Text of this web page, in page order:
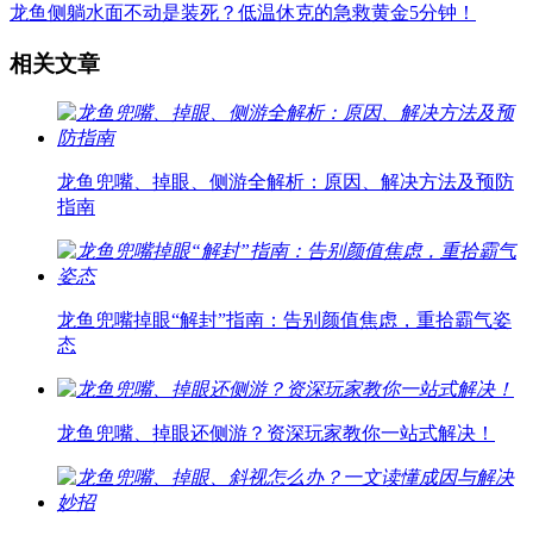
龙鱼侧躺水面不动是装死？低温休克的急救黄金5分钟！
相关文章
龙鱼兜嘴、掉眼、侧游全解析：原因、解决方法及预防
指南
龙鱼兜嘴掉眼“解封”指南：告别颜值焦虑，重拾霸气姿
态
龙鱼兜嘴、掉眼还侧游？资深玩家教你一站式解决！